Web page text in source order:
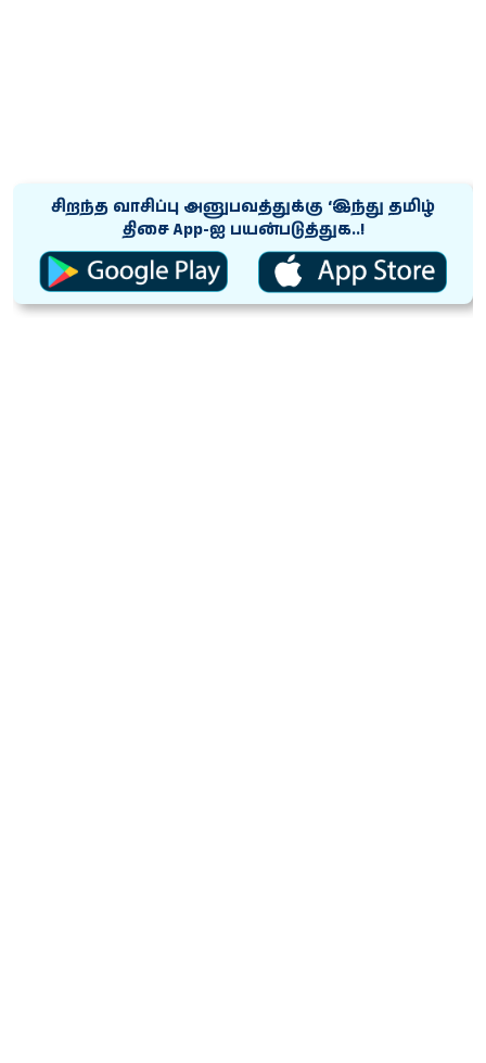
சிறந்த வாசிப்பு அனுபவத்துக்கு ‘இந்து தமிழ்
திசை App-ஐ பயன்படுத்துக..!